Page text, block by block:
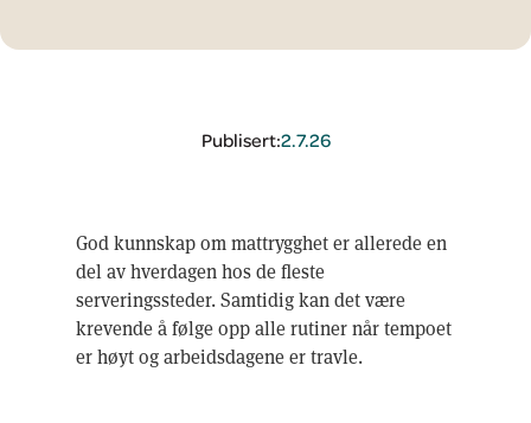
Publisert:2.7.26
God kunnskap om mattrygghet er allerede en
del av hverdagen hos de fleste
serveringssteder. Samtidig kan det være
krevende å følge opp alle rutiner når tempoet
er høyt og arbeidsdagene er travle.